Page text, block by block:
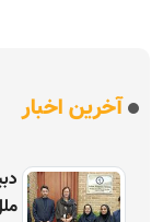
آخرین اخبار